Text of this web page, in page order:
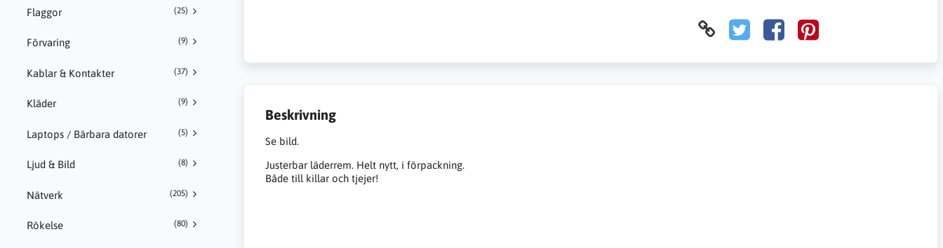
Flaggor (25)
Förvaring (9)
Kablar & Kontakter (37)
Kläder (9)
Laptops / Bärbara datorer (5)
Ljud & Bild (8)
Nätverk (205)
Rökelse (80)
Beskrivning
Se bild.
Justerbar läderrem. Helt nytt, i förpackning.
Både till killar och tjejer!